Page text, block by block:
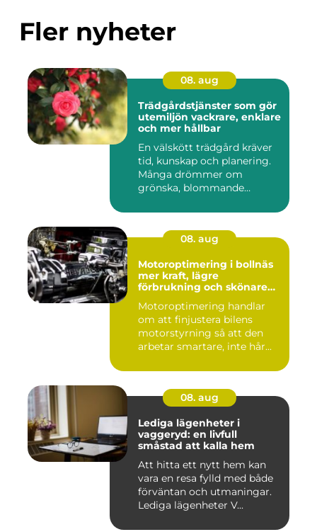
Fler nyheter
08. aug
Trädgårdstjänster som gör
utemiljön vackrare, enklare
och mer hållbar
En välskött trädgård kräver
tid, kunskap och planering.
Många drömmer om
grönska, blommande
08. aug
Motoroptimering i bollnäs
mer kraft, lägre
förbrukning och skönare
Motoroptimering handlar
om att finjustera bilens
motorstyrning så att den
arbetar smartare, inte hår...
08. aug
Lediga lägenheter i
vaggeryd: en livfull
småstad att kalla hem
Att hitta ett nytt hem kan
vara en resa fylld med både
förväntan och utmaningar.
Lediga lägenheter V...